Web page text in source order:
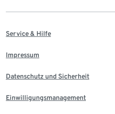
Service & Hilfe
Impressum
Datenschutz und Sicherheit
Einwilligungsmanagement